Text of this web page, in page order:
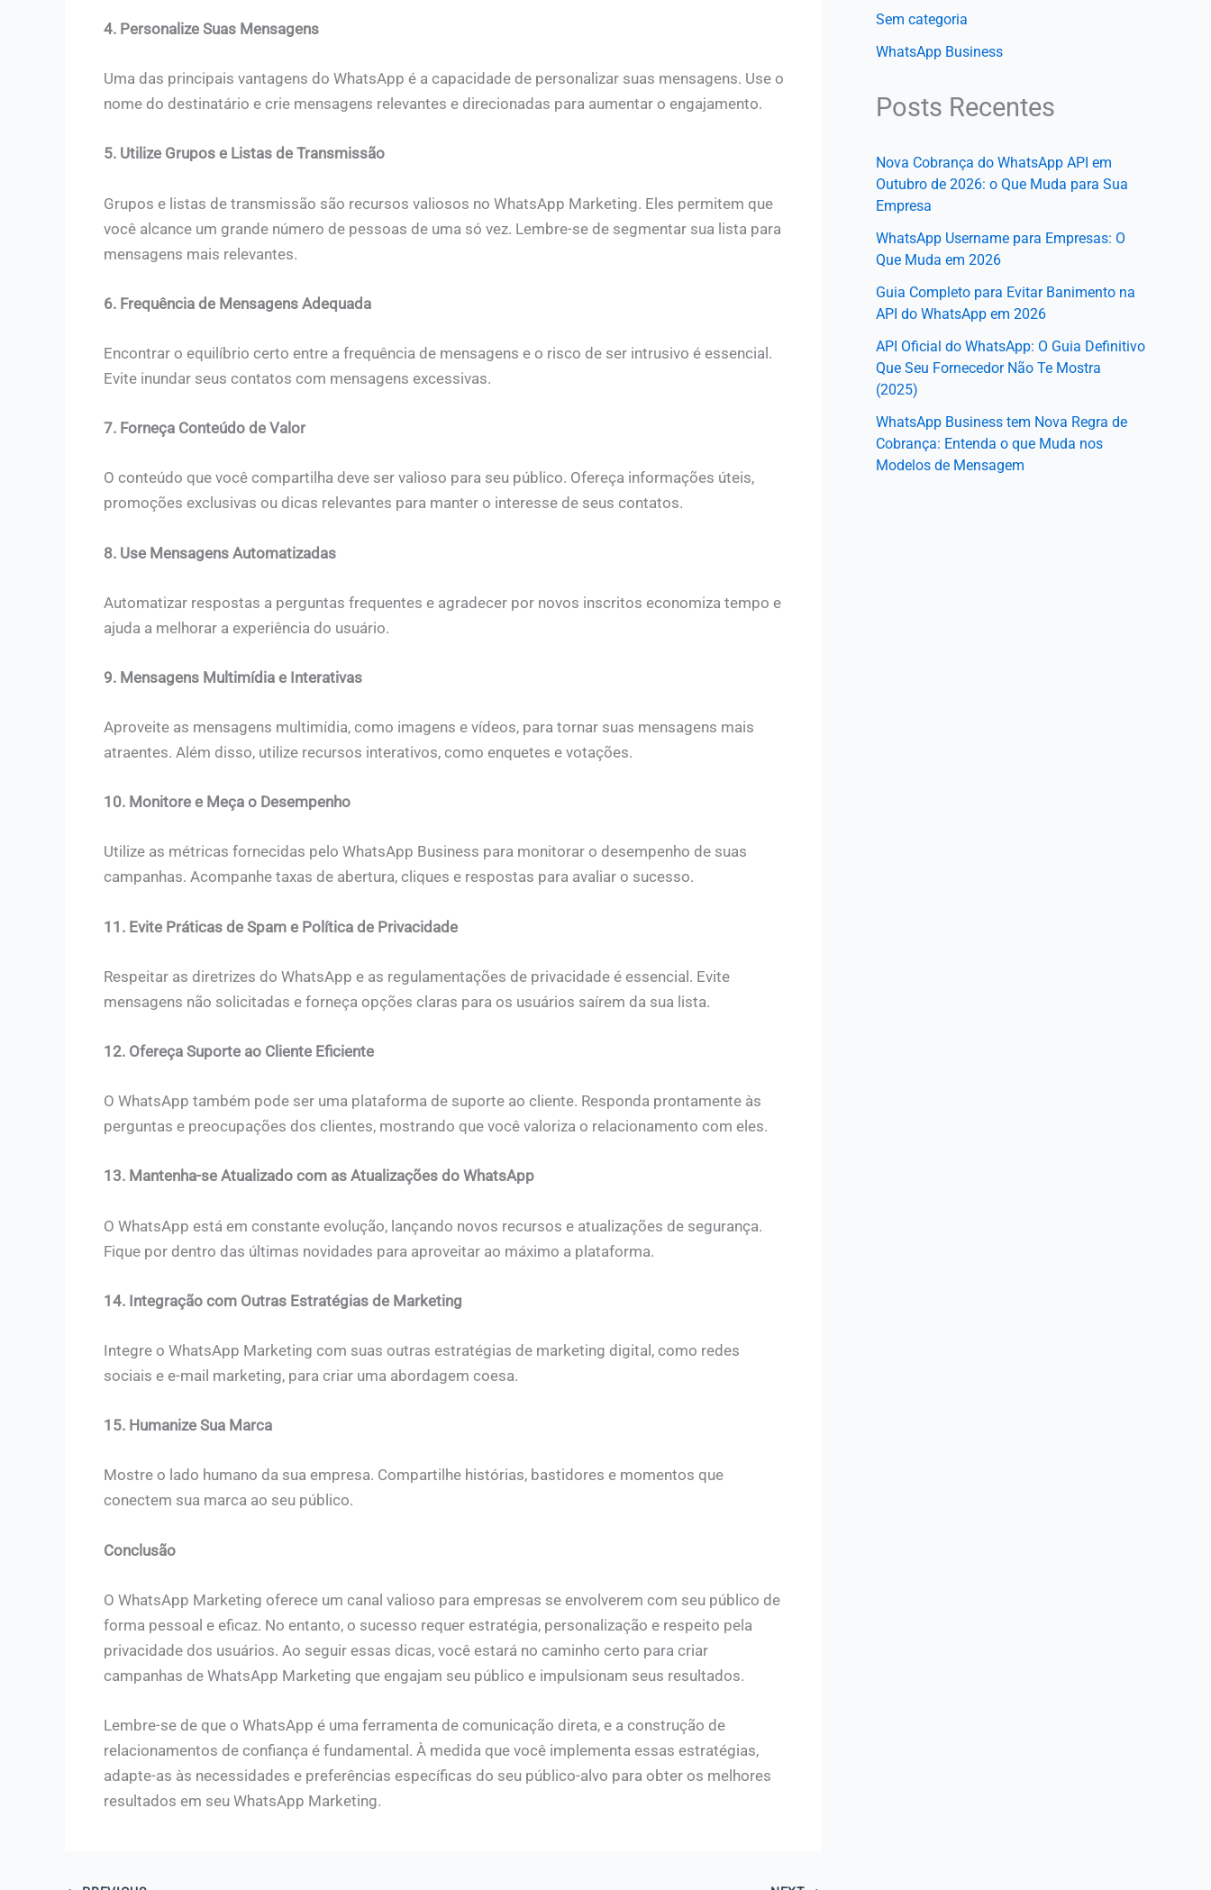
4. Personalize Suas Mensagens
Uma das principais vantagens do WhatsApp é a capacidade de personalizar suas mensagens. Use o
nome do destinatário e crie mensagens relevantes e direcionadas para aumentar o engajamento.
5. Utilize Grupos e Listas de Transmissão
Grupos e listas de transmissão são recursos valiosos no WhatsApp Marketing. Eles permitem que
você alcance um grande número de pessoas de uma só vez. Lembre-se de segmentar sua lista para
mensagens mais relevantes.
6. Frequência de Mensagens Adequada
Encontrar o equilíbrio certo entre a frequência de mensagens e o risco de ser intrusivo é essencial.
Evite inundar seus contatos com mensagens excessivas.
7. Forneça Conteúdo de Valor
O conteúdo que você compartilha deve ser valioso para seu público. Ofereça informações úteis,
promoções exclusivas ou dicas relevantes para manter o interesse de seus contatos.
8. Use Mensagens Automatizadas
Automatizar respostas a perguntas frequentes e agradecer por novos inscritos economiza tempo e
ajuda a melhorar a experiência do usuário.
9. Mensagens Multimídia e Interativas
Aproveite as mensagens multimídia, como imagens e vídeos, para tornar suas mensagens mais
atraentes. Além disso, utilize recursos interativos, como enquetes e votações.
10. Monitore e Meça o Desempenho
Utilize as métricas fornecidas pelo WhatsApp Business para monitorar o desempenho de suas
campanhas. Acompanhe taxas de abertura, cliques e respostas para avaliar o sucesso.
11. Evite Práticas de Spam e Política de Privacidade
Respeitar as diretrizes do WhatsApp e as regulamentações de privacidade é essencial. Evite
mensagens não solicitadas e forneça opções claras para os usuários saírem da sua lista.
12. Ofereça Suporte ao Cliente Eficiente
O WhatsApp também pode ser uma plataforma de suporte ao cliente. Responda prontamente às
perguntas e preocupações dos clientes, mostrando que você valoriza o relacionamento com eles.
13. Mantenha-se Atualizado com as Atualizações do WhatsApp
O WhatsApp está em constante evolução, lançando novos recursos e atualizações de segurança.
Fique por dentro das últimas novidades para aproveitar ao máximo a plataforma.
14. Integração com Outras Estratégias de Marketing
Integre o WhatsApp Marketing com suas outras estratégias de marketing digital, como redes
sociais e e-mail marketing, para criar uma abordagem coesa.
15. Humanize Sua Marca
Mostre o lado humano da sua empresa. Compartilhe histórias, bastidores e momentos que
conectem sua marca ao seu público.
Conclusão
O WhatsApp Marketing oferece um canal valioso para empresas se envolverem com seu público de
forma pessoal e eficaz. No entanto, o sucesso requer estratégia, personalização e respeito pela
privacidade dos usuários. Ao seguir essas dicas, você estará no caminho certo para criar
campanhas de WhatsApp Marketing que engajam seu público e impulsionam seus resultados.
Lembre-se de que o WhatsApp é uma ferramenta de comunicação direta, e a construção de
relacionamentos de confiança é fundamental. À medida que você implementa essas estratégias,
adapte-as às necessidades e preferências específicas do seu público-alvo para obter os melhores
resultados em seu WhatsApp Marketing.
Sem categoria
WhatsApp Business
Posts Recentes
Nova Cobrança do WhatsApp API em
Outubro de 2026: o Que Muda para Sua
Empresa
WhatsApp Username para Empresas: O
Que Muda em 2026
Guia Completo para Evitar Banimento na
API do WhatsApp em 2026
API Oficial do WhatsApp: O Guia Definitivo
Que Seu Fornecedor Não Te Mostra
(2025)
WhatsApp Business tem Nova Regra de
Cobrança: Entenda o que Muda nos
Modelos de Mensagem